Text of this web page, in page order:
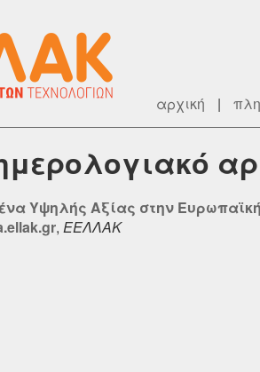
αρχική |
Υψηλής Αξίας στην
, ΕΕΛΛΑΚ